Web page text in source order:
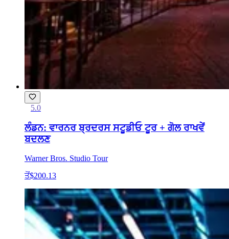
5.0
ਲੰਡਨ: ਵਾਰਨਰ ਬ੍ਰਦਰਸ ਸਟੂਡੀਓ ਟੂਰ + ਗੋਲ ਰਾਖਵੇਂ
ਬਦਲਣ
Warner Bros. Studio Tour
ਤੋਂ$200.13